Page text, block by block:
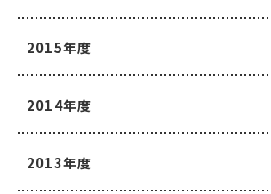
2015年度
2014年度
2013年度